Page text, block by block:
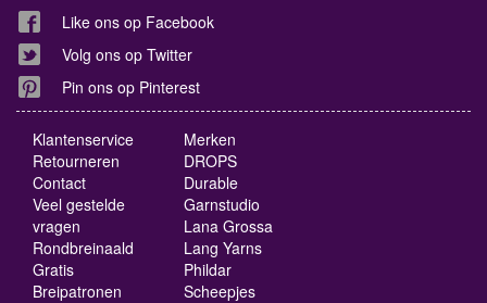
Like ons op Facebook
Volg ons op Twitter
Pin ons op Pinterest
Klantenservice
Retourneren
Contact
Veel gestelde
vragen
Rondbreinaald
Gratis
Breipatronen
Merken
DROPS
Durable
Garnstudio
Lana Grossa
Lang Yarns
Phildar
Scheepjes